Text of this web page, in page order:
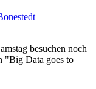
besuchen noch
"Big Data goes to